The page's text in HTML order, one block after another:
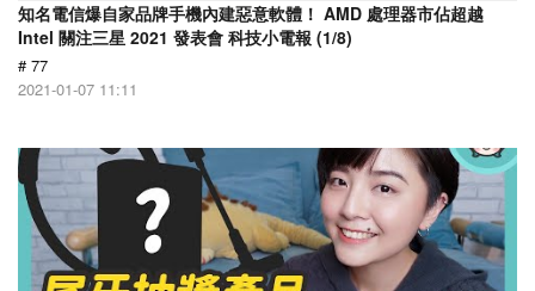
知名電信爆自家品牌手機內建惡意軟體！ AMD 處理器市佔超越
Intel 關注三星 2021 發表會 科技小電報 (1/8)
# 77
2021-01-07 11:11